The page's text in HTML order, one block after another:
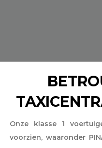
Onze klasse 1
voorzien, waaronder